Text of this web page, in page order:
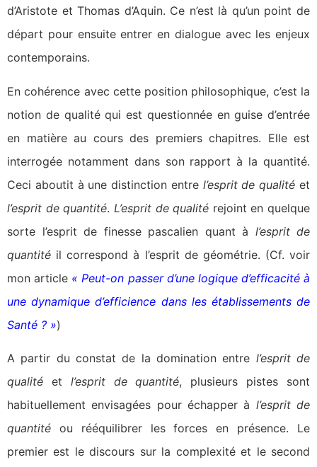
d’Aristote et Thomas d’Aquin. Ce n’est là qu’un point de
départ pour ensuite entrer en dialogue avec les enjeux
contemporains.
En cohérence avec cette position philosophique, c’est la
notion de qualité qui est questionnée en guise d’entrée
en matière au cours des premiers chapitres. Elle est
interrogée notamment dans son rapport à la quantité.
Ceci aboutit à une distinction entre l’esprit de qualité et
l’esprit de quantité. L’esprit de qualité rejoint en quelque
sorte l’esprit de finesse pascalien quant à l’esprit de
quantité il correspond à l’esprit de géométrie. (Cf. voir
mon article « Peut-on passer d’une logique d’efficacité à
une dynamique d’efficience dans les établissements de
Santé ? »)
A partir du constat de la domination entre l’esprit de
qualité et l’esprit de quantité, plusieurs pistes sont
habituellement envisagées pour échapper à l’esprit de
quantité ou rééquilibrer les forces en présence. Le
premier est le discours sur la complexité et le second